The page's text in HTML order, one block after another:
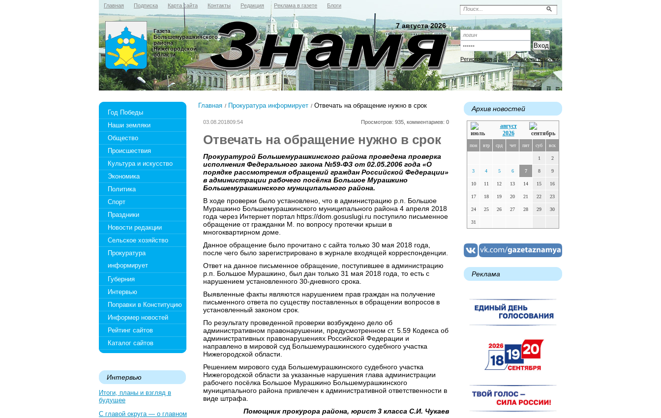
Главная Подписка Карта сайта Контакты Редакция Реклама в газете Блоги
Регистрация Забыли пароль?
7 августа 2026
Газета
Большемурашкинского
района
Нижегородской
области
Год Победы
Наши земляки
Общество
Происшествия
Культура и искусство
Экономика
Политика
Спорт
Праздники
Новости редакции
Сельское хозяйство
Прокуратура
информирует
Губерния
Интервью
Поправки в Конституцию
Информер новостей
Рейтинг сайтов
Каталог сайтов
Интервью
Итоги, планы и взгляд в
будущее
С главой округа — о главном
Главная Прокуратура информирует Отвечать на обращение нужно в срок
03.08.201809:54 Просмотров: 935, комментариев: 0
Отвечать на обращение нужно в срок
Прокуратурой Большемурашкинского района проведена проверка
исполнения Федерального закона №59-ФЗ от 02.05.2006 года «О
порядке рассмотрения обращений граждан Российской Федерации»
в администрации рабочего посёлка Большое Мурашкино
Большемурашкинского муниципального района.
В ходе проверки было установлено, что в администрацию р.п. Большое
Мурашкино Большемурашкинского муниципального района 4 апреля 2018
года через Интернет портал https://dom.gosuslugi.ru поступило письменное
обращение от гражданки М. по вопросу протечки крыши в
многоквартирном доме.
Данное обращение было прочитано с сайта только 30 мая 2018 года,
после чего было зарегистрировано в журнале входящей корреспонденции.
Ответ на данное письменное обращение, поступившее в администрацию
р.п. Большое Мурашкино, был дан только 31 мая 2018 года, то есть с
нарушением установленного 30-дневного срока.
Выявленные факты являются нарушением прав граждан на получение
письменного ответа по существу поставленных в обращении вопросов в
установленный законом срок.
По результату проведенной проверки возбуждено дело об
административном правонарушении, предусмотренном ст. 5.59 Кодекса об
административных правонарушениях Российской Федерации и
направлено в мировой суд Большемурашкинского судебного участка
Нижегородской области.
Решением мирового суда Большемурашкинского судебного участка
Нижегородской области за указанные нарушения глава администрации
рабочего посёлка Большое Мурашкино Большемурашкинского
муниципального района привлечен к административной ответственности в
виде штрафа.
Помощник прокурора района, юрист 3 класса С.И. Чукаев
Архив новостей
август
2026
пон втр срд чет пят суб вск
1 2
3 4 5 6 7 8 9
10 11 12 13 14 15 16
17 18 19 20 21 22 23
24 25 26 27 28 29 30
31
Реклама